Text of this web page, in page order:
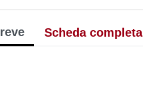
Scheda completa